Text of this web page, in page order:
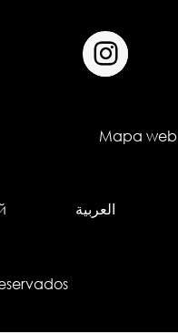
Mapa web
العربية